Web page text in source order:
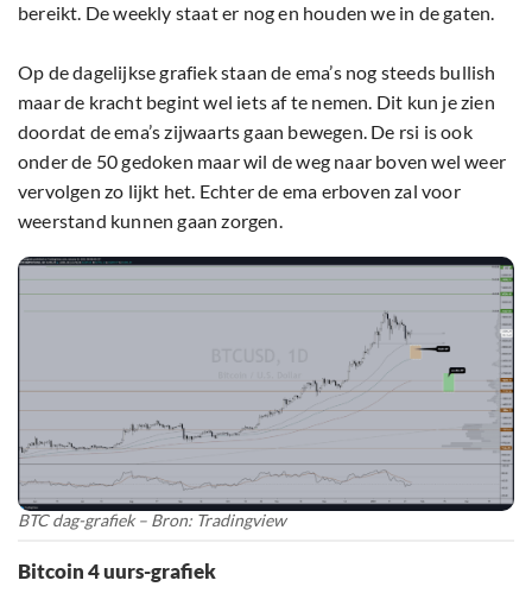
bereikt. De weekly staat er nog en houden we in de gaten.
Op de dagelijkse grafiek staan de ema’s nog steeds bullish
maar de kracht begint wel iets af te nemen. Dit kun je zien
doordat de ema’s zijwaarts gaan bewegen. De rsi is ook
onder de 50 gedoken maar wil de weg naar boven wel weer
vervolgen zo lijkt het. Echter de ema erboven zal voor
weerstand kunnen gaan zorgen.
BTC dag-grafiek – Bron: Tradingview
Bitcoin 4 uurs-grafiek